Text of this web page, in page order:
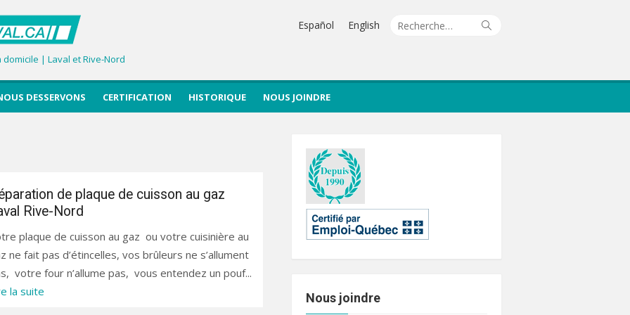
| Laval et Rive-Nord
Recherche
Español English
DESSERVONS CERTIFICATION HISTORIQUE NOUS JOINDRE
de plaque de cuisson au gaz
Rive-Nord
plaque de cuisson au gaz ou votre cuisinière au
ne fait pas d’étincelles, vos brûleurs ne s’allument
votre four n’allume pas, vous entendez un pouf...
la suite
Nous joindre